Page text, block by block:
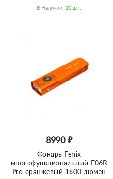
В Наличии: 10 Шт.
8990 ₽
Фонарь Fenix
многофункциональный E06R
Pro оранжевый 1600 люмен